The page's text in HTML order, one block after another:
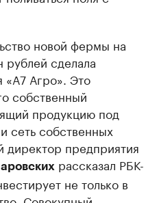
новой фермы на
сделала
«А7 Агро». Это
собственный
продукцию под
сеть собственных
директор предприятия
рассказал РБК-
не только в